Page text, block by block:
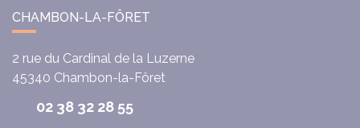
CHAMBON-LA-FÔRET
2 rue du Cardinal de la Luzerne
45340 Chambon-la-Fôret
02 38 32 28 55